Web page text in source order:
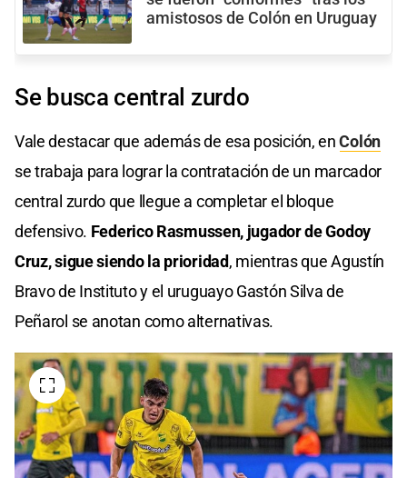
amistosos de Colón en Uruguay
Se busca central zurdo
Vale destacar que además de esa posición, enColón
se trabaja para lograr la contratación de un marcador
central zurdo que llegue a completar el bloque
defensivo. Federico Rasmussen, jugador de Godoy
Cruz, sigue siendo la prioridad, mientras que Agustín
Bravo de Instituto y el uruguayo Gastón Silva de
Peñarol se anotan como alternativas.